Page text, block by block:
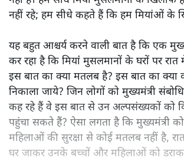
नहीं रहे; हम सीधे कहते हैं कि हम मियांओं के
यह बहुत आश्चर्य करने वाली बात है कि एक
कर रहा है कि मियांं मुसलमानों के घरों पर
इस बात का क्या मतलब है? इस बात का क्या
निकाला जाये? जिन लोगों को मुख्यमंत्री
कह रहे हैं वे इस बात से उन अल्पसंख्यकों को
पहुंचा सकते हैं? ऐसा लगता है कि मुख्यमंत्री
महिलाओं की सुरक्षा से कोई मतलब नहीं है,
घर जाकर उनके बच्चों और महिलाओं को